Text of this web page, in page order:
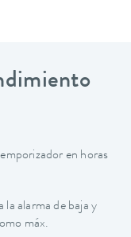
en horas
la alarma de baja y
máx.